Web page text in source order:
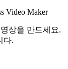
Video Maker
상을 만드세요.
다.